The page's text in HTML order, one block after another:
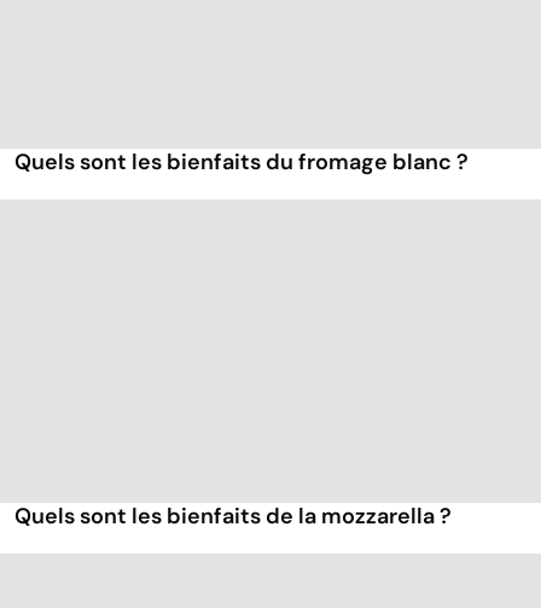
Quels sont les bienfaits du fromage blanc ?
Quels sont les bienfaits de la mozzarella ?